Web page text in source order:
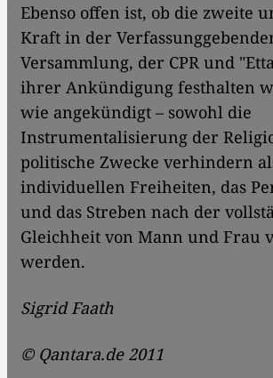
Ebenso offen ist, ob die zweite
Kraft in der
Versammlung, der CPR und
ihrer Ankündigung festhalten
wie angekündigt – sowohl die
Instrumentalisierung der
politische Zwecke verhindern
individuellen Freiheiten, das
und das Streben nach der
Gleichheit von Mann und Frau
werden.
Sigrid Faath
© Qantara.de 2011